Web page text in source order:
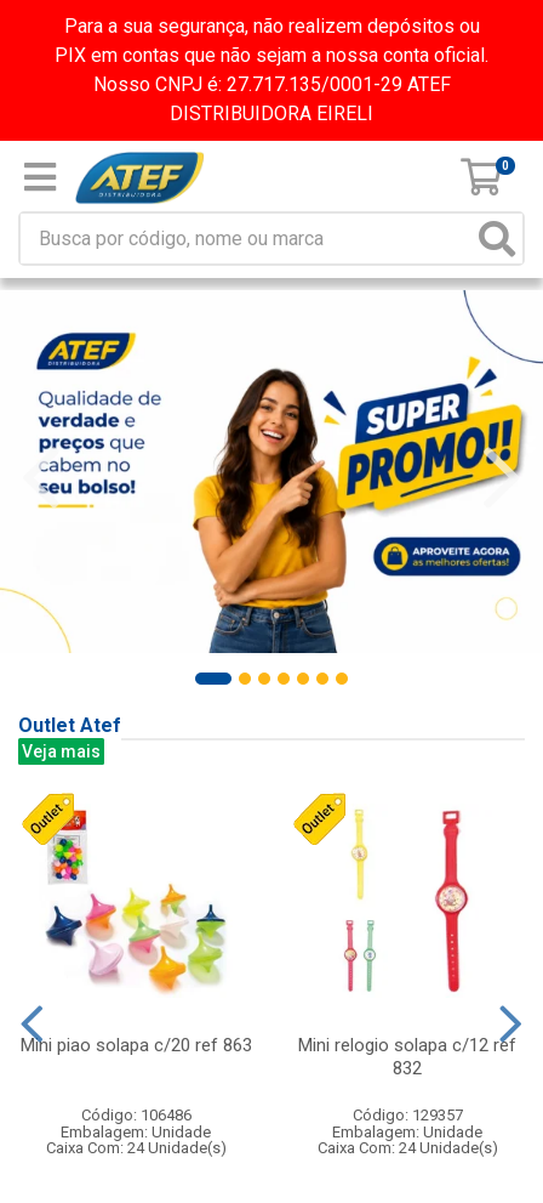
Para a sua segurança, não realizem depósitos ou
PIX em contas que não sejam a nossa conta oficial.
Nosso CNPJ é: 27.717.135/0001-29 ATEF
DISTRIBUIDORA EIRELI
0
Outlet Atef
Veja mais
Mini piao solapa c/20 ref 863
Código: 106486
Embalagem: Unidade
Caixa Com: 24 Unidade(s)
Mini relogio solapa c/12 ref
832
Código: 129357
Embalagem: Unidade
Caixa Com: 24 Unidade(s)